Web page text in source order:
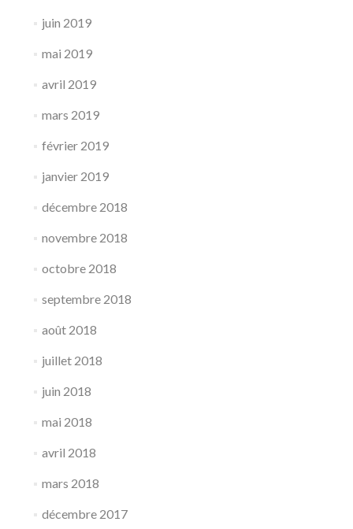
juin 2019
mai 2019
avril 2019
mars 2019
février 2019
janvier 2019
décembre 2018
novembre 2018
octobre 2018
septembre 2018
août 2018
juillet 2018
juin 2018
mai 2018
avril 2018
mars 2018
décembre 2017